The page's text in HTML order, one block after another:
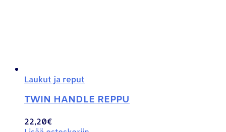
Laukut ja reput
TWIN HANDLE REPPU
22,20€